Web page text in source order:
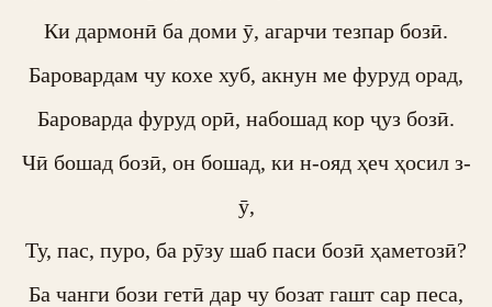
Ки дармонӣ ба доми ӯ, агарчи тезпар бозӣ.
Баровардам чу кохе хуб, акнун ме фуруд орад,
Бароварда фуруд орӣ, набошад кор ҷуз бозӣ.
Чӣ бошад бозӣ, он бошад, ки н-ояд ҳеч ҳосил з-
ӯ,
Ту, пас, пуро, ба рӯзу шаб паси бозӣ ҳаметозӣ?
Ба чанги бози гетӣ дар чу бозат гашт сар песа,